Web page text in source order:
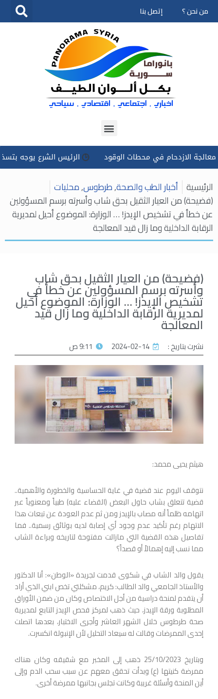
تخطى
من نحن ؟ إتصل بنا
في محطات الوقود الرئيس الشرع يوجه بتسخير كل
الرئيسية أخبار الطب والصحة,طرطوس,محليات
(فضيحة) من العيار الثقيل بحق شاب وأسرته برسم المسؤولين
عن خطأ في تشخيص الإيدز! … الوزارة: الموضوع أحيل لمديرية
الرقابة الداخلية وما زال قيد المعالجة
(فضيحة) من العيار الثقيل بحق شاب
وأسرته برسم المسؤولين عن خطأ في
تشخيص الإيدز! … الوزارة: الموضوع أحيل
لمديرية الرقابة الداخلية وما زال قيد
المعالجة
نشرت بتاريخ : 2024-02-14 9:11 ص
هيثم يحيى محمد:
نتوقف اليوم عند قضية في غاية الحساسية والخطورة والأهمية..
قضية تتعلق بشاب حاول البعض (القضاء عليه) طبياً ومعنوياً عبر
اتهامه ظلماً أنه مصاب بالإيدز ومن ثم عدم العودة عن تبعات هذا
الاتهام رغم تأكيد عدم وجود أي إصابة لديه بوثائق رسمية.. فما
تفاصيل هذه القضية التي مازالت مفتوحة لتاريخه وبراءة الشاب
مما نسب إليه إهمالاً أو قصداً؟
يقول والد الشاب في شكوى قدمت لجريدة «الوطن»: أنا الدكتور
والأستاذ الجامعي والد الطالب: كريم، مشكلتي تخص ابني الذي أراد
أن يتقدم لمنحة دراسية من أجل الاختصاص وكان من ضمن الأوراق
المطلوبة ورقة الإيدز، حيث ذهب لمركز فحص الإيدز التابع لمديرية
صحة طرطوس خلال الشهر العاشر وأجرى الاختبار، بعدها اتصلت
إحدى الممرضات وقالت له سيعاد التحليل لأن الإنبولة انكسرت.
وبتاريخ 25/10/2023 ذهب إلى المخبر مع شقيقه وكان هناك
ممرضة كنيتها (ع) وبدأت تحقق معهم عن سبب سحب الدم وإلى
أين المنحة وأسئلة غريبة وكانت تجلس بجانبها ممرضة أخرى.